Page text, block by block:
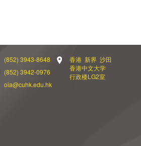
(852) 3943-8648
(852) 3942-0976
oia@cuhk.edu.hk
香港 新界 沙田
香港中文大学
行政楼LG2室